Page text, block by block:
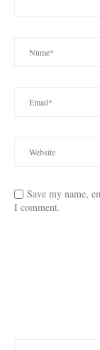
Save my name,
I comment.